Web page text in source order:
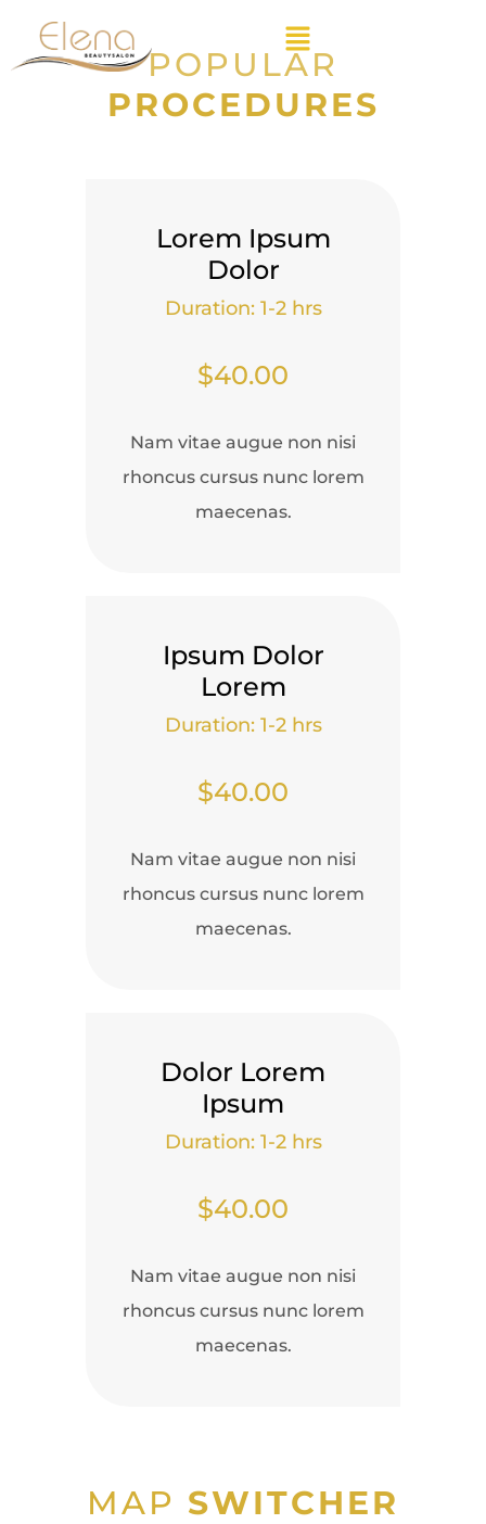
POPULAR
PROCEDURES
Lorem Ipsum
Dolor
Duration: 1-2 hrs
$40.00
Nam vitae augue non nisi
rhoncus cursus nunc lorem
maecenas.
Ipsum Dolor
Lorem
Duration: 1-2 hrs
$40.00
Nam vitae augue non nisi
rhoncus cursus nunc lorem
maecenas.
Dolor Lorem
Ipsum
Duration: 1-2 hrs
$40.00
Nam vitae augue non nisi
rhoncus cursus nunc lorem
maecenas.
MAP SWITCHER